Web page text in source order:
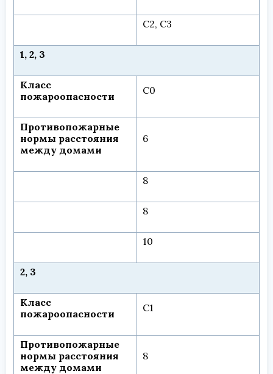
С2, С3
1, 2, 3
Класс
пожароопасности
С0
Противопожарные
нормы расстояния
между домами
6
8
8
10
2, 3
Класс
пожароопасности
С1
Противопожарные
нормы расстояния
между домами
8